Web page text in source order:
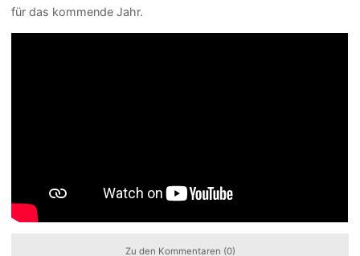
für das kommende Jahr.
Zu den Kommentaren (0)